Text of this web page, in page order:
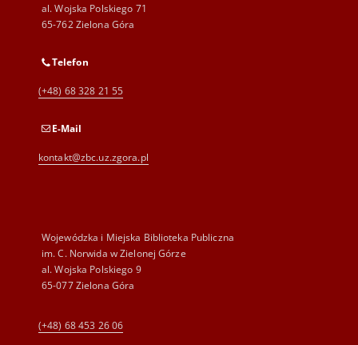
al. Wojska Polskiego 71
65-762 Zielona Góra
Telefon
(+48) 68 328 21 55
E-Mail
kontakt@zbc.uz.zgora.pl
Wojewódzka i Miejska Biblioteka Publiczna
im. C. Norwida w Zielonej Górze
al. Wojska Polskiego 9
65-077 Zielona Góra
(+48) 68 453 26 06